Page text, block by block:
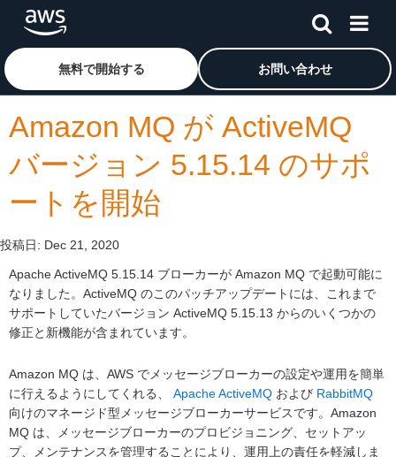
メインコンテンツに移動
アマゾン ウェブ サービスのホームページに戻るには、こ
無料で開始する お問い合わせ
Amazon MQ が ActiveMQ
バージョン 5.15.14 のサポ
ートを開始
投稿日: Dec 21, 2020
Apache ActiveMQ 5.15.14 ブローカーが Amazon MQ で起動可能に
なりました。ActiveMQ のこのパッチアップデートには、これまで
サポートしていたバージョン ActiveMQ 5.15.13 からのいくつかの
修正と新機能が含まれています。
Amazon MQ は、AWS でメッセージブローカーの設定や運用を簡単
に行えるようにしてくれる、 Apache ActiveMQ および RabbitMQ
向けのマネージド型メッセージブローカーサービスです。Amazon
MQ は、メッセージブローカーのプロビジョニング、セットアッ
プ、メンテナンスを管理することにより、運用上の責任を軽減しま